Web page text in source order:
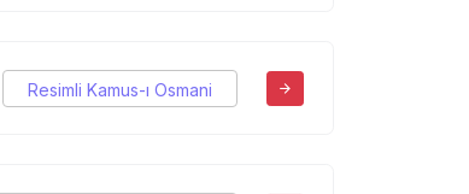
Resimli Kamus-ı Osmani